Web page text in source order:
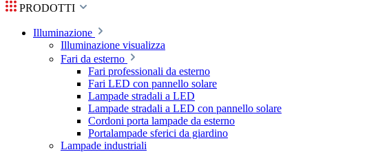
PRODOTTI
Illuminazione
Illuminazione visualizza
Fari da esterno
Fari professionali da esterno
Fari LED con pannello solare
Lampade stradali a LED
Lampade stradali a LED con pannello solare
Cordoni porta lampade da esterno
Portalampade sferici da giardino
Lampade industriali